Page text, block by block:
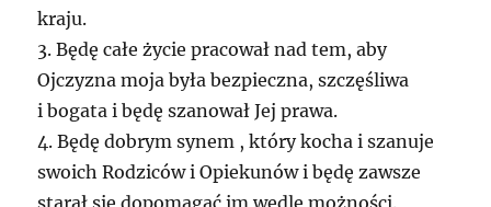
kraju.
3. Będę całe życie pracował nad tem, aby
Ojczyzna moja była bezpieczna, szczęśliwa
i bogata i będę szanował Jej prawa.
4. Będę dobrym synem , który kocha i szanuje
swoich Rodziców i Opiekunów i będę zawsze
starał się dopomagać im wedle możności.